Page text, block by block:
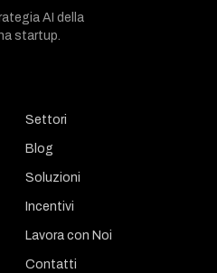
AI della
startup.
Settori
Blog
Soluzioni
Incentivi
Lavora con Noi
Contatti